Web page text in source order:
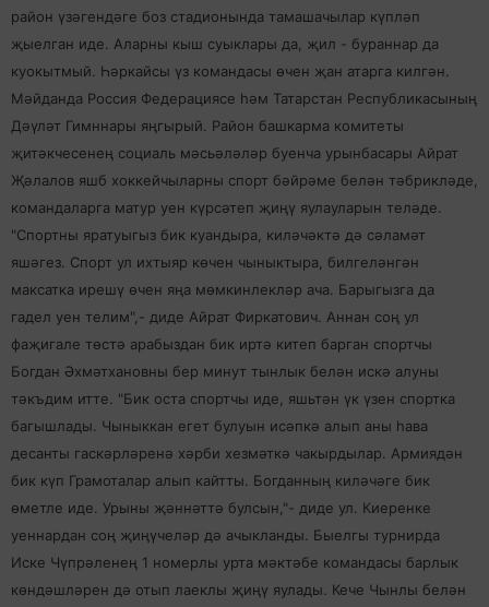
район үзәгендәге боз стадионында тамашачылар күпләп
җыелган иде. Аларны кыш суыклары да, җил - бураннар да
куокытмый. Һәркайсы үз командасы өчен җан атарга килгән.
Мәйданда Россия Федерациясе һәм Татарстан Республикасының
Дәүләт Гимннары яңгырый. Район башкарма комитеты
җитәкчесенең социаль мәсьәләләр буенча урынбасары Айрат
Җәлалов яшб хоккейчыларны спорт бәйрәме белән тәбрикләде,
командаларга матур уен күрсәтеп җиңү яулауларын теләде.
"Спортны яратуыгыз бик куандыра, киләчәктә дә сәламәт
яшәгез. Спорт ул ихтыяр көчен чыныктыра, билгеләнгән
максатка ирешү өчен яңа мөмкинлекләр ача. Барыгызга да
гадел уен телим",- диде Айрат Фиркатович. Аннан соң ул
фаҗигале төстә арабыздан бик иртә китеп барган спортчы
Богдан Әхмәтхановны бер минут тынлык белән искә алуны
тәкъдим итте. "Бик оста спортчы иде, яшьтән үк үзен спортка
багышлады. Чыныккан егет булуын исәпкә алып аны һава
десанты гаскәрләренә хәрби хезмәткә чакырдылар. Армиядән
бик күп Грамоталар алып кайтты. Богданның киләчәге бик
өметле иде. Урыны җәннәттә булсын,"- диде ул. Киеренке
уеннардан соң җиңүчеләр дә ачыкланды. Быелгы турнирда
Иске Чүпрәленең 1 номерлы урта мәктәбе командасы барлык
көндәшләрен дә отып лаеклы җиңү яулады. Кече Чынлы белән